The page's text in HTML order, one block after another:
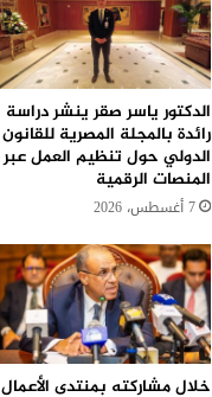
الدكتور ياسر صقر ينشر دراسة
رائدة بالمجلة المصرية للقانون
الدولي حول تنظيم العمل عبر
المنصات الرقمية
7 أغسطس، 2026
خلال مشاركته بمنتدى الأعمال